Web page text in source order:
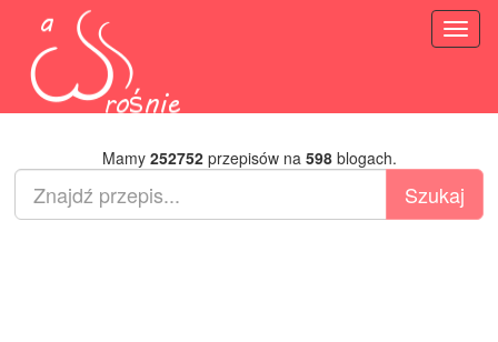
Mamy 252752przepisów na 598blogach.